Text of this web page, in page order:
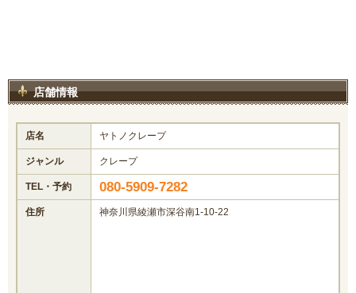
店舗情報
店名 ヤトノクレープ
ジャンル クレープ
TEL・予約 080-5909-7282
住所 神奈川県綾瀬市深谷南1-10-22